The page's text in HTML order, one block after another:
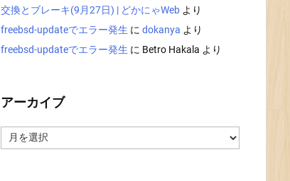
交換とブレーキ(9月27日) | どかにゃWeb より
freebsd-updateでエラー発生 に dokanya より
freebsd-updateでエラー発生 に Betro Hakala より
アーカイブ
ー